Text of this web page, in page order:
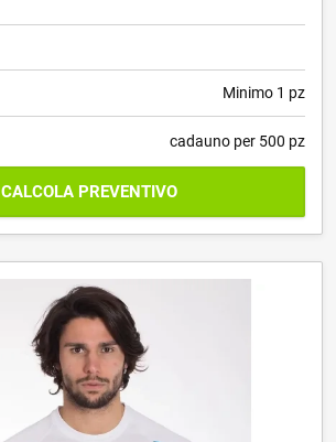
Minimo 1 pz
cadauno per 500 pz
CALCOLA PREVENTIVO